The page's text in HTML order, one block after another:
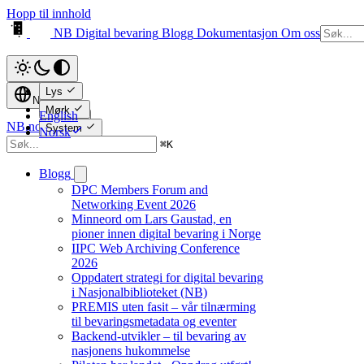
Hopp til innhold
NB Digital bevaring Blogg Dokumentasjon Om oss
Lys
Mørk
System
Norsk
English
Norsk
NB.no ↗
⌘K
Blogg
DPC Members Forum and
Networking Event 2026
Minneord om Lars Gaustad, en
pioner innen digital bevaring i Norge
IIPC Web Archiving Conference
2026
Oppdatert strategi for digital bevaring
i Nasjonalbiblioteket (NB)
PREMIS uten fasit – vår tilnærming
til bevaringsmetadata og eventer
Backend-utvikler – til bevaring av
nasjonens hukommelse